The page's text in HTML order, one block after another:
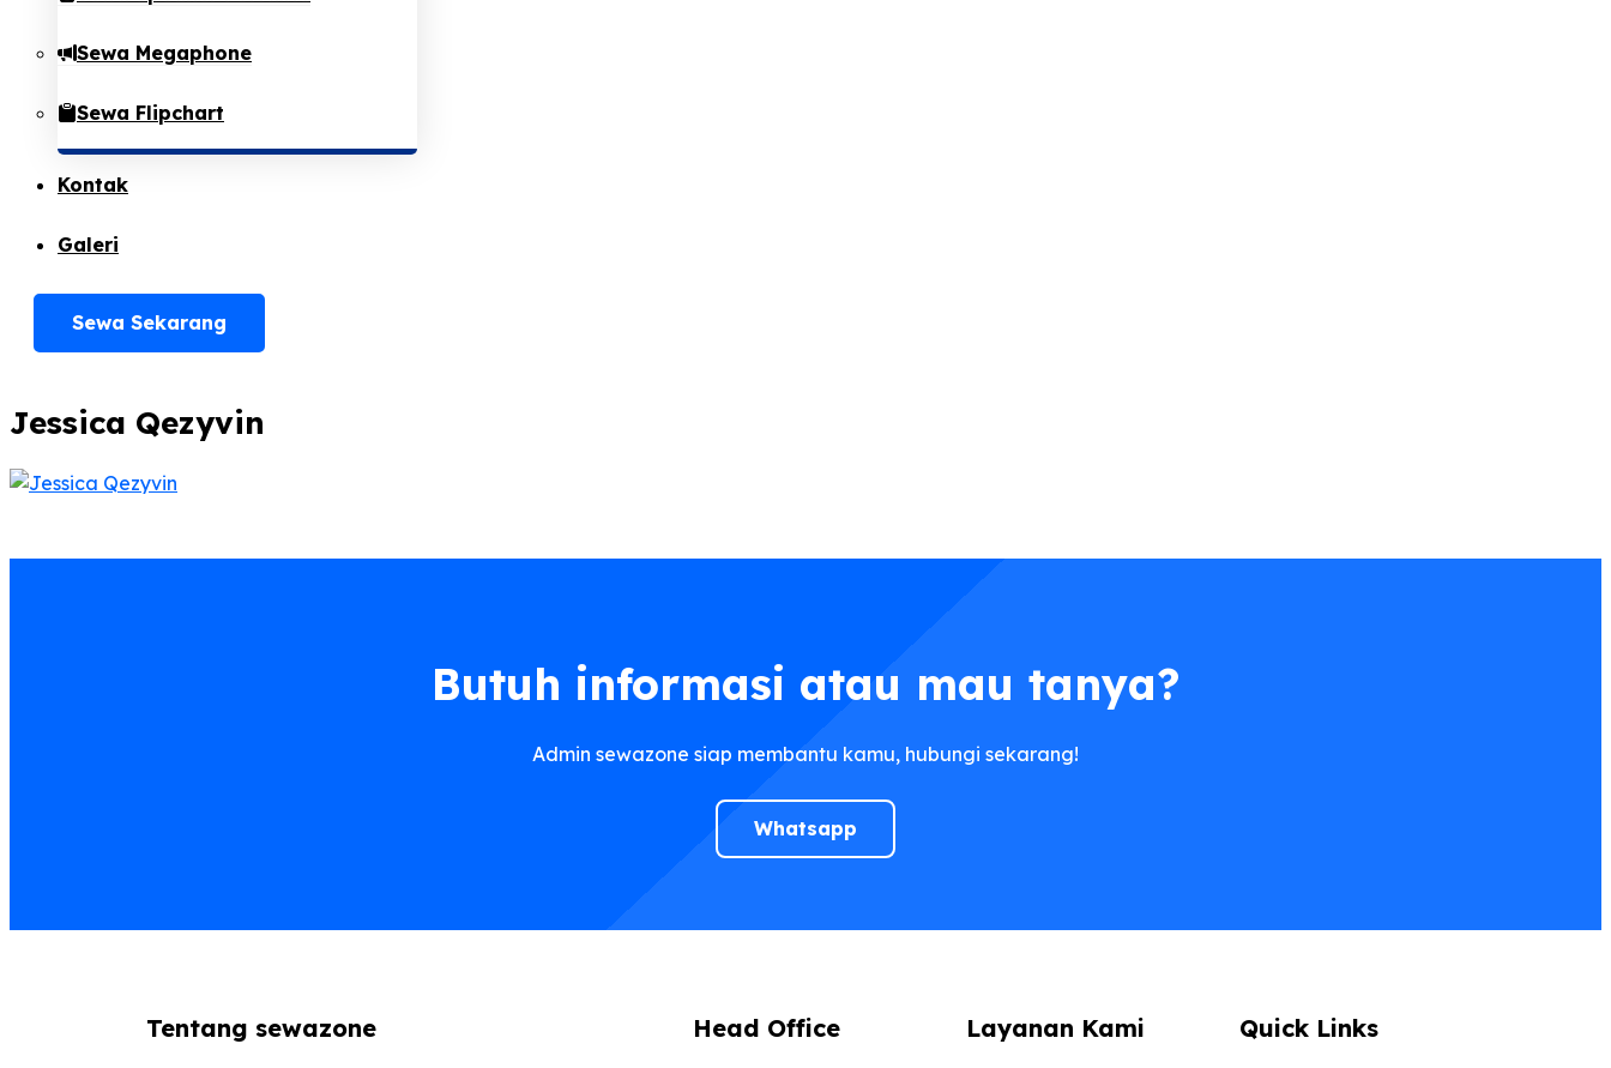
Sewa Megaphone
Sewa Flipchart
Kontak
Galeri
Sewa Sekarang
Jessica Qezyvin
Butuh informasi atau mau tanya?
Admin sewazone siap membantu kamu, hubungi sekarang!
Whatsapp
Tentang sewazone Head Office Layanan Kami Quick Links